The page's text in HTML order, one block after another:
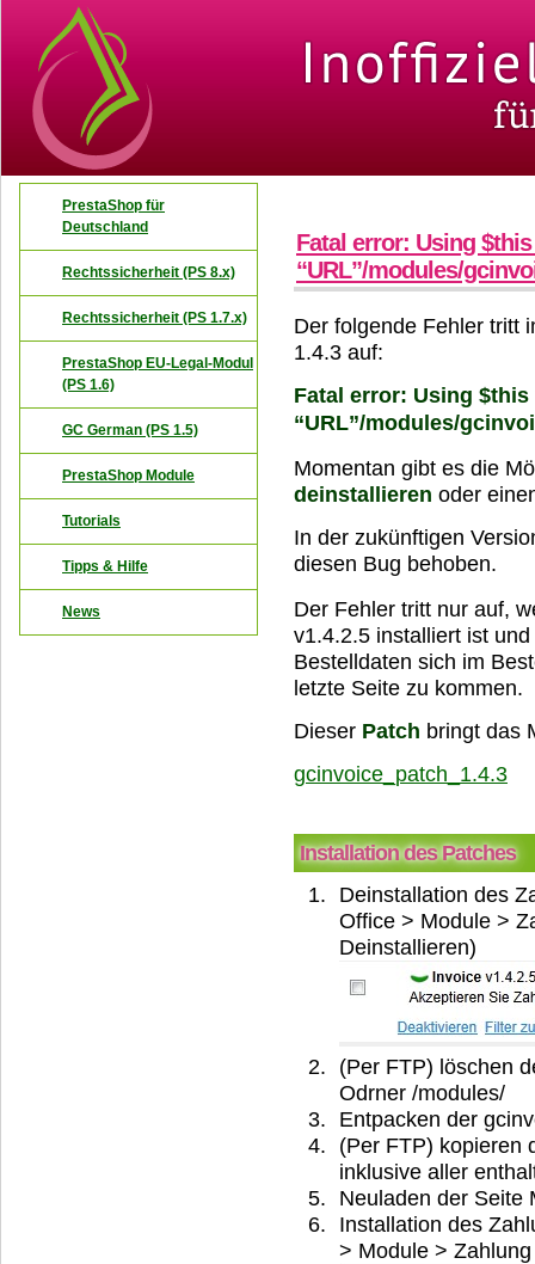
Fatal error: Using
“URL”/modules/
Der folgende Fehler tritt
1.4.3 auf:
Fatal error: Using
“URL”/modules/
Momentan gibt es die
deinstallieren oder
In der zukünftigen
diesen Bug behoben.
Der Fehler tritt nur auf,
v1.4.2.5 installiert ist
Bestelldaten sich im
letzte Seite zu kommen.
Dieser Patch bringt das
gcinvoice_patch_1.4.3
Installation des Patches
Deinstallation des
Office > Module >
Deinstallieren)
(Per FTP) löschen
Odrner /modules/
Entpacken der
(Per FTP) kopieren
inklusive aller
Neuladen der Seite
Installation des
> Module >
PrestaShop für
Deutschland
Rechtssicherheit (PS 8.x)
Rechtssicherheit (PS 1.7.x)
PrestaShop EU-Legal-Modul
(PS 1.6)
GC German (PS 1.5)
PrestaShop Module
Tutorials
Tipps & Hilfe
News